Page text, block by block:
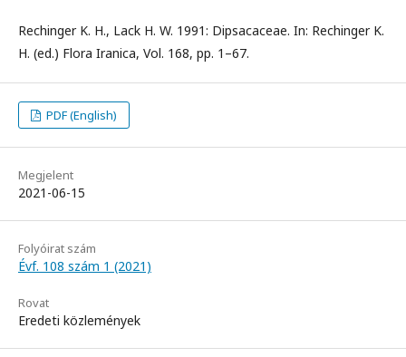
Rechinger K. H., Lack H. W. 1991: Dipsacaceae. In: Rechinger K.
H. (ed.) Flora Iranica, Vol. 168, pp. 1–67.
PDF (English)
Megjelent
2021-06-15
Folyóirat szám
Évf. 108 szám 1 (2021)
Rovat
Eredeti közlemények